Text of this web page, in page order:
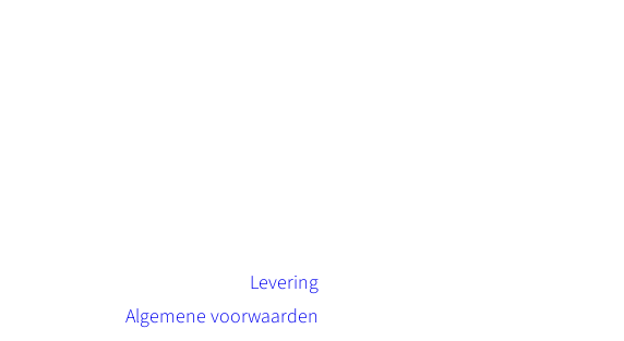
Levering
Algemene voorwaarden